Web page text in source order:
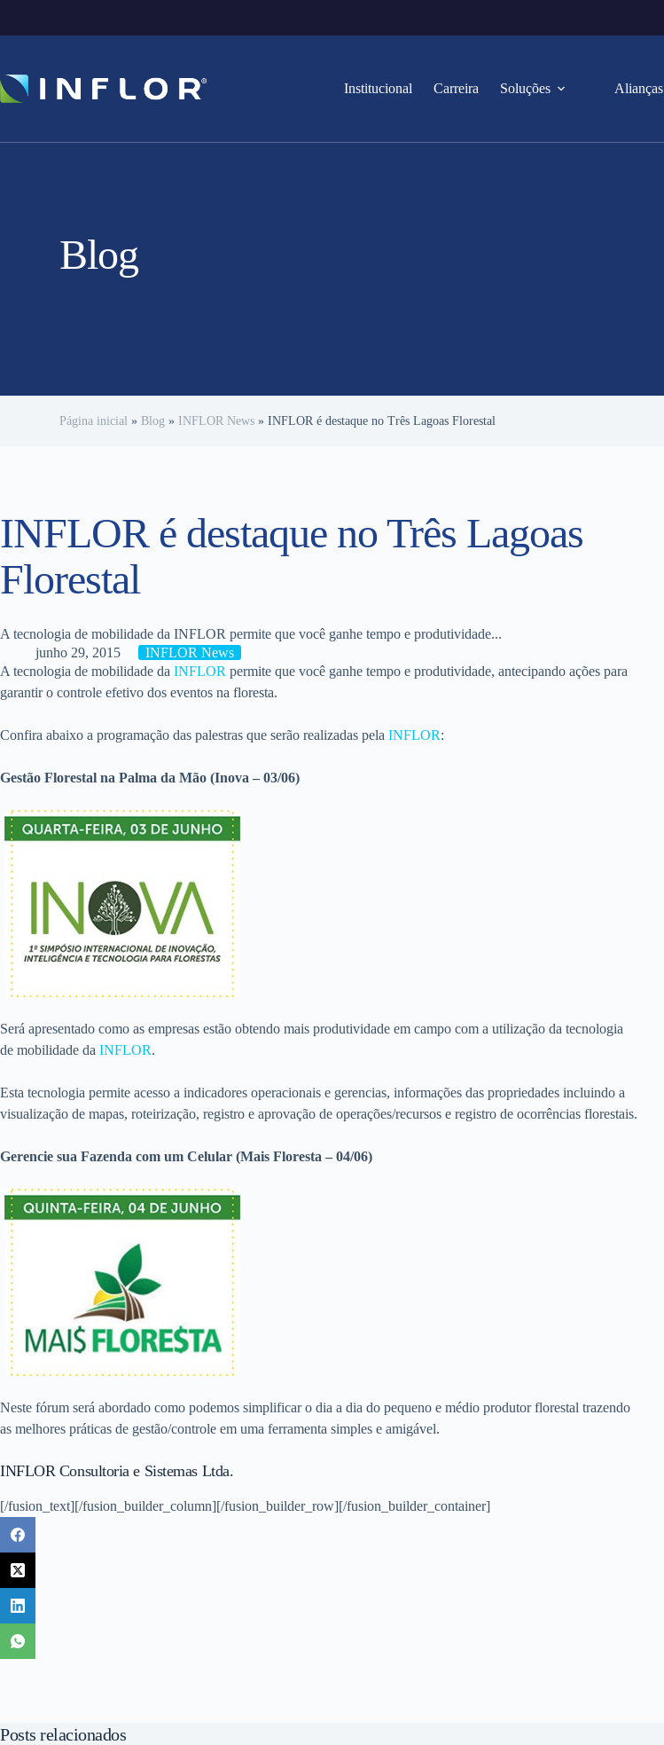
Institucional Carreira Soluções Alianças
Blog
Página inicial » Blog » INFLOR News »INFLOR é destaque no Três Lagoas Florestal
INFLOR é destaque no Três Lagoas
Florestal
A tecnologia de mobilidade da INFLOR permite que você ganhe tempo e produtividade...
junho 29, 2015
INFLOR News
A tecnologia de mobilidade da INFLOR permite que você ganhe tempo e produtividade, antecipando ações para
garantir o controle efetivo dos eventos na floresta.
Confira abaixo a programação das palestras que serão realizadas pela INFLOR:
Gestão Florestal na Palma da Mão (Inova – 03/06)
Será apresentado como as empresas estão obtendo mais produtividade em campo com a utilização da tecnologia
de mobilidade da INFLOR.
Esta tecnologia permite acesso a indicadores operacionais e gerencias, informações das propriedades incluindo a
visualização de mapas, roteirização, registro e aprovação de operações/recursos e registro de ocorrências florestais.
Gerencie sua Fazenda com um Celular (Mais Floresta – 04/06)
Neste fórum será abordado como podemos simplificar o dia a dia do pequeno e médio produtor florestal trazendo
as melhores práticas de gestão/controle em uma ferramenta simples e amigável.
INFLOR Consultoria e Sistemas Ltda.
[/fusion_text][/fusion_builder_column][/fusion_builder_row][/fusion_builder_container]
Posts relacionados